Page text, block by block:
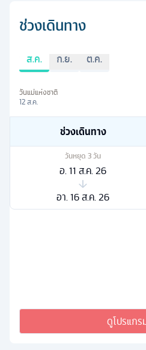
ช่วงเดินทาง
ส.ค. ก.ย. ต.ค.
วันแม่แห่งชาติ
12 ส.ค.
ช่วงเดินทาง
วันหยุด 3วัน
อ. 11 ส.ค. 26
อา. 16 ส.ค. 26
ดูโปรแกร